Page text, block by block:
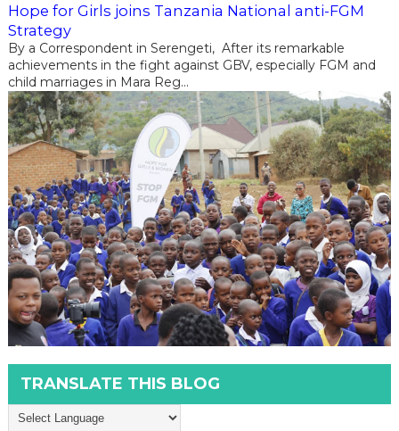
Hope for Girls joins Tanzania National anti-FGM
Strategy
By a Correspondent in Serengeti, After its remarkable
achievements in the fight against GBV, especially FGM and
child marriages in Mara Reg...
TRANSLATE THIS BLOG